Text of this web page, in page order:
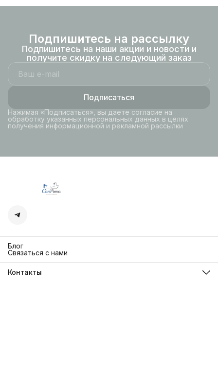
рамка хром.
рамка хром.
Подпишитесь на рассылку
Подпишитесь на наши акции и новости и
получите скидку на следующий заказ
Подписаться
Нажимая «Подписаться», вы даете согласие на
обработку указанных персональных данных в целях
получения информационной и рекламной рассылки
Блог
Связаться с нами
Контакты